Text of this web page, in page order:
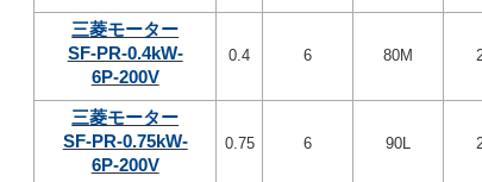
三菱モーター
SF-PR-0.4kW-
6P-200V
0.4 6 80M
三菱モーター
SF-PR-0.75kW-
6P-200V
0.75 6 90L